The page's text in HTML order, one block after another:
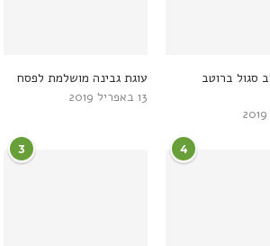
עוגת גבינה מושלמת לפסח
13 באפריל 2019
סגול ברוטב
3 4